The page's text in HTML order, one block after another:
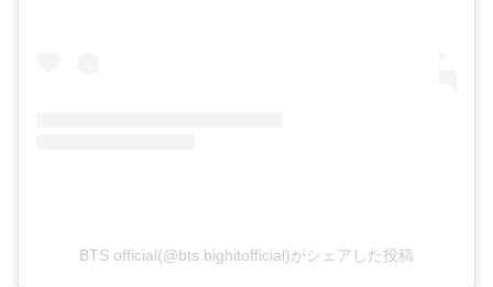
BTS official(@bts.bighitofficial)がシェアした投稿